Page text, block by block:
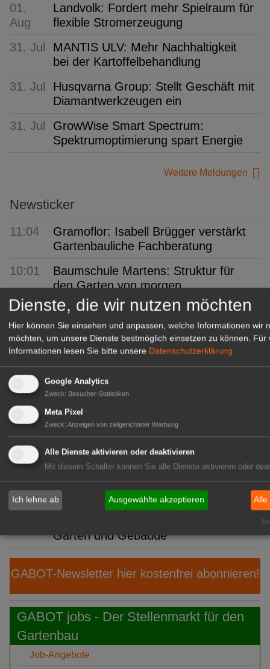
01.
Aug
Landvolk: Fordert mehr Spielraum für
flexible Stromerzeugung
31. Jul
MANTIS ULV: Mehr Nachhaltigkeit
bei der Kartoffelbehandlung
31. Jul
Husqvarna Group: Stellt Geschäft mit
Diamantwerkzeugen ein
31. Jul
GrowWise Smart Spectrum:
Spektrumoptimierung spart Energie
Weitere Meldungen
Newsticker
11:04
Gramoflor: Isabell Brügger verstärkt
Gartenbauliche Fachberatung
10:01
Baumschule Martens: Struktur für
den Garten von morgen
09:07
PotatoEurope 2026: Europas größtes
Praxisforum
08:40
Klasmann-Deilmann: Neue
Produktionsstätte in Papenburg
08:08
VGL Bayern: Beste Meister 2026
07:01
Mecklenburg-Vorpommern: Anbau
Erdbeeren
06:43
BÖLW: Bio wächst trotz
Konsumflaute
Garten und Gebäude
GABOT-Newsletter hier kostenfrei abonnieren!
GABOT jobs - Der Stellenmarkt für den
Gartenbau
Job-Angebote
Dienste, die wir nutzen möchten
Hier können Sie einsehen und anpassen, welche Informationen wir
möchten, um unsere Dienste bestmöglich einsetzen zu können. Für
Informationen lesen Sie bitte unsere Datenschutzerklärung
Google Analytics
Zweck: Besucher-Statistiken
Meta Pixel
Zweck: Anzeigen von zielgerichteter Werbung
Alle Dienste aktivieren oder deaktivieren
Mit diesem Schalter können Sie alle Dienste aktivieren oder
Ich lehne ab Ausgewählte akzeptieren Alle